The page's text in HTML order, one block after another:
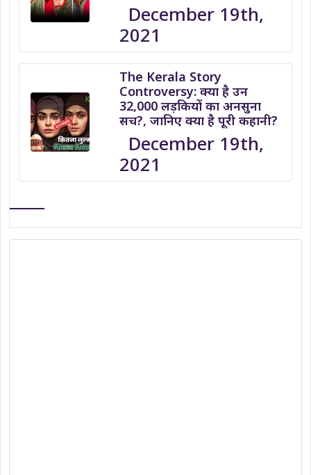
December 19th,
2021
The Kerala Story
Controversy: क्या है उन
32,000 लड़कियों का अनसुना
सच?, जानिए क्या है पूरी कहानी?
December 19th,
2021